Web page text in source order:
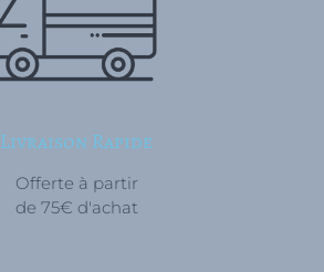
Livraison Rapide
Offerte à partir
de 75€ d'achat